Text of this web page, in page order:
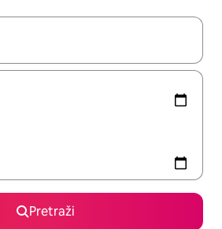
rezultati, moći ćete ih pregledati
Pretraži